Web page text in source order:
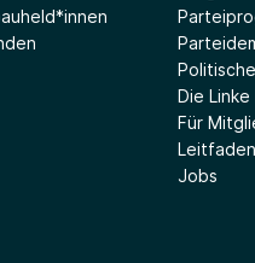
Die
Für
Jobs